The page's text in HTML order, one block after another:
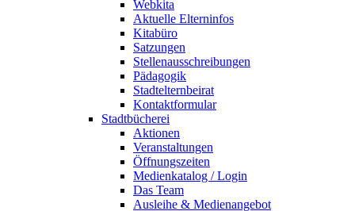
Webkita
Aktuelle Elterninfos
Kitabüro
Satzungen
Stellenausschreibungen
Pädagogik
Stadtelternbeirat
Kontaktformular
Stadtbücherei
Aktionen
Veranstaltungen
Öffnungszeiten
Medienkatalog / Login
Das Team
Ausleihe & Medienangebot